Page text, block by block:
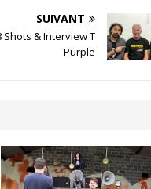
SUIVANT
Shots & Interview T
Purple